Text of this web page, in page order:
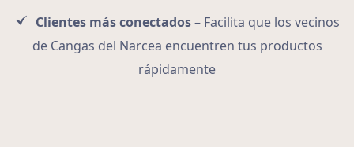
Clientes más conectados– Facilita que los vecinos
de Cangas del Narcea encuentren tus productos
rápidamente